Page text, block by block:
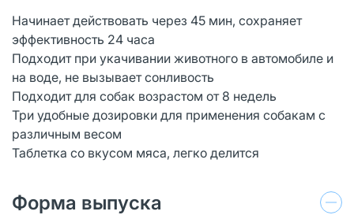
Начинает действовать через 45 мин, сохраняет
эффективность 24 часа
Подходит при укачивании животного в автомобиле и
на воде, не вызывает сонливость
Подходит для собак возрастом от 8 недель
Три удобные дозировки для применения собакам с
различным весом
Таблетка со вкусом мяса, легко делится
Форма выпуска